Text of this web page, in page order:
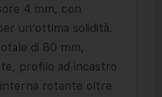
4 mm, con
un’ottima solidità.
di 80 mm,
profilo ad incastro
rotante oltre